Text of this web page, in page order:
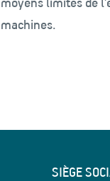
machines.
SIÈGE